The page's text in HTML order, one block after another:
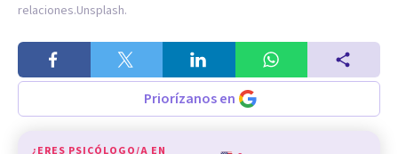
relaciones.Unsplash.
Priorízanos en
¿ERES PSICÓLOGO/A EN